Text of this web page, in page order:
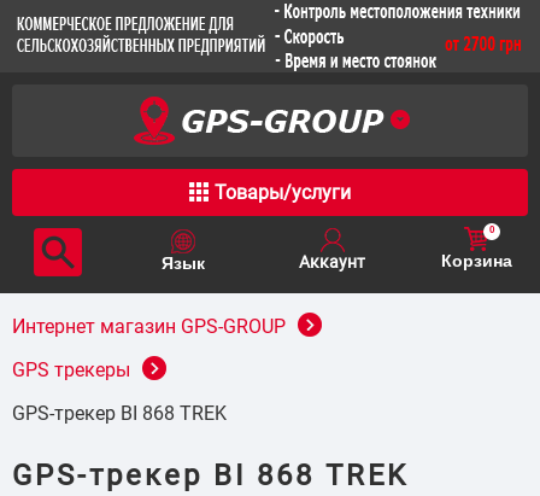
Товары/услуги
Корзина
0
Интернет магазин GPS-GROUP
GPS трекеры
GPS-трекер BI 868 TREK
GPS-трекер BI 868 TREK